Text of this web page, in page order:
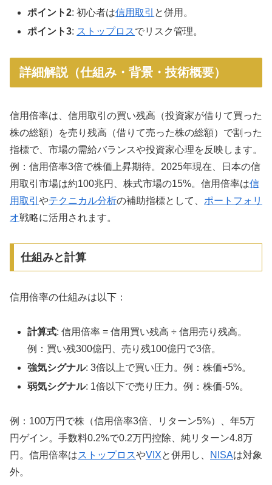
ポイント2: 初心者は信用取引 と併用。
ポイント3: ストップロスでリスク管理。
詳細解説（仕組み・背景・技術概要）
信用倍率は、信用取引の買い残高（投資家が借りて買った
株の総額）を売り残高（借りて売った株の総額）で割った
指標で、市場の需給バランスや投資家心理を反映します。
例：信用倍率3倍で株価上昇期待。2025年現在、日本の信
用取引市場は約100兆円、株式市場の15%。信用倍率は信
用取引 やテクニカル分析の補助指標として、 ポートフォリ
オ戦略に活用されます。
仕組みと計算
信用倍率の仕組みは以下：
計算式: 信用倍率 = 信用買い残高 ÷ 信用売り残高。
例：買い残300億円、売り残100億円で3倍。
強気シグナル: 3倍以上で買い圧力。例：株価+5%。
弱気シグナル: 1倍以下で売り圧力。例：株価-5%。
例：100万円で株（信用倍率3倍、リターン5%）、年5万
円ゲイン。手数料0.2%で0.2万円控除、純リターン4.8万
円。信用倍率はストップロスやVIXと併用し、 NISAは対象
外。